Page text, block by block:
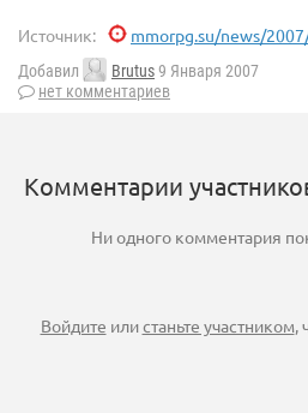
Источник: mmorpg.su/news/
Добавил Brutus9 Января 2007
нет комментариев
Комментарии
Ни одного комментария
Войдите илистаньте участником,